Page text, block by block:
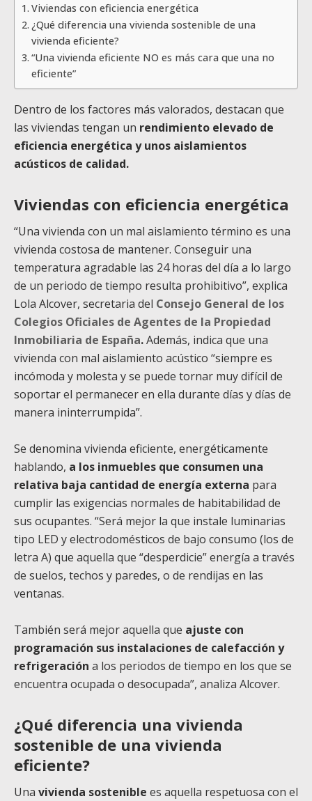
Viviendas con eficiencia energética
¿Qué diferencia una vivienda sostenible de una
vivienda eficiente?
“Una vivienda eficiente NO es más cara que una no
eficiente”
Dentro de los factores más valorados, destacan que
las viviendas tengan un rendimiento elevado de
eficiencia energética y unos aislamientos
acústicos de calidad.
Viviendas con eficiencia energética
“Una vivienda con un mal aislamiento término es una
vivienda costosa de mantener. Conseguir una
temperatura agradable las 24 horas del día a lo largo
de un periodo de tiempo resulta prohibitivo”, explica
Lola Alcover, secretaria del Consejo General de los
Colegios Oficiales de Agentes de la Propiedad
Inmobiliaria de España.Además, indica que una
vivienda con mal aislamiento acústico “siempre es
incómoda y molesta y se puede tornar muy difícil de
soportar el permanecer en ella durante días y días de
manera ininterrumpida”.
Se denomina vivienda eficiente, energéticamente
hablando, a los inmuebles que consumen una
relativa baja cantidad de energía externa para
cumplir las exigencias normales de habitabilidad de
sus ocupantes. “Será mejor la que instale luminarias
tipo LED y electrodomésticos de bajo consumo (los de
letra A) que aquella que “desperdicie” energía a través
de suelos, techos y paredes, o de rendijas en las
ventanas.
También será mejor aquella que ajuste con
programación sus instalaciones de calefacción y
refrigeración a los periodos de tiempo en los que se
encuentra ocupada o desocupada”, analiza Alcover.
¿Qué diferencia una vivienda
sostenible de una vivienda
eficiente?
Una vivienda sostenible es aquella respetuosa con el